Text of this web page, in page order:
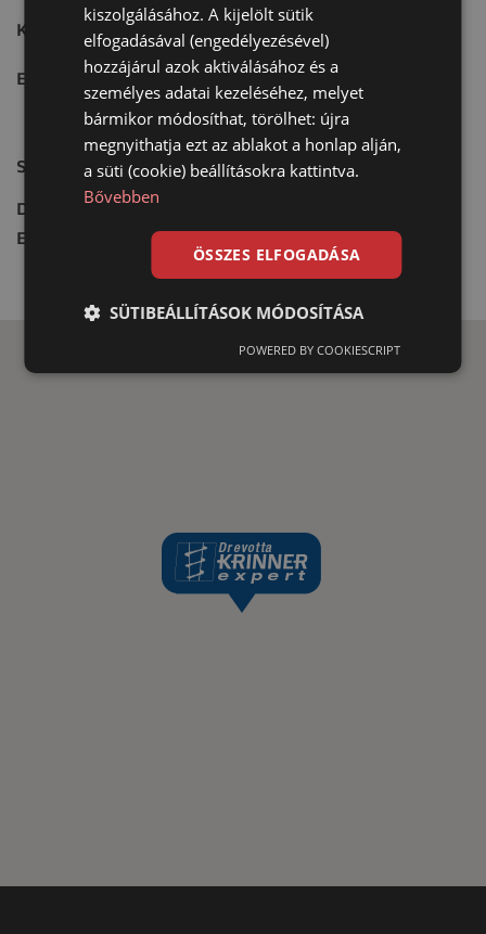
Kursinszki György + 36 70 409 07 66
mutasd
E-mail:
talajcsavar@talajcsavar.hu
mutasd
Statikus mérnök:
Dr. Román Zsolt PhD
E-mail:
zsolt.roman@terravallum.hu
mutasd
kiszolgálásához. A kijelölt sütik
elfogadásával (engedélyezésével)
hozzájárul azok aktiválásához és a
személyes adatai kezeléséhez, melyet
bármikor módosíthat, törölhet: újra
megnyithatja ezt az ablakot a honlap alján,
a süti (cookie) beállításokra kattintva.
Bővebben
ÖSSZES ELFOGADÁSA
SÜTIBEÁLLÍTÁSOK MÓDOSÍTÁSA
POWERED BY COOKIESCRIPT